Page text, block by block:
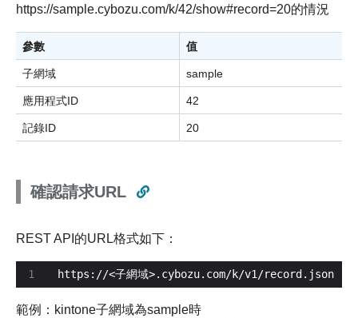
https://sample.cybozu.com/k/42/show#record=20的情況
參數 值
子網域 sample
應用程式ID 42
記錄ID 20
確認請求URL
REST API的URL格式如下：
1 https://<子網域>.cybozu.com/k/v1/record.json
範例：kintone子網域為sample時